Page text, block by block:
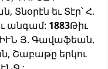
եւ Տէր՝ Հ.
անգամ: 1883Թիւ
Յ. Գավաֆեան,
Շաբաթը երկու